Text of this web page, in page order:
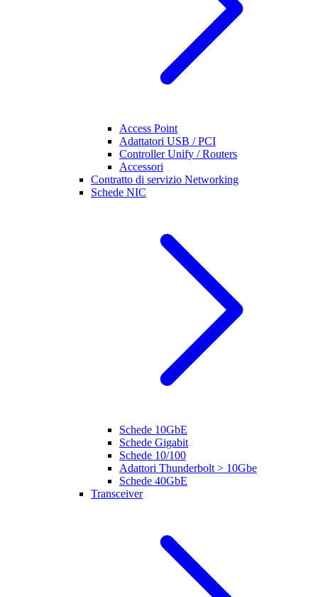
Access Point
Adattatori USB / PCI
Controller Unify / Routers
Accessori
Contratto di servizio Networking
Schede NIC
Schede 10GbE
Schede Gigabit
Schede 10/100
Adattori Thunderbolt > 10Gbe
Schede 40GbE
Transceiver